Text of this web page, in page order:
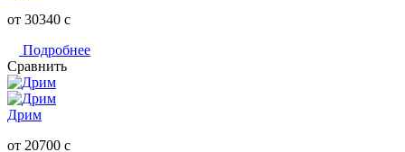
от 30340 c
Подробнее
Сравнить
Дрим
от 20700 c